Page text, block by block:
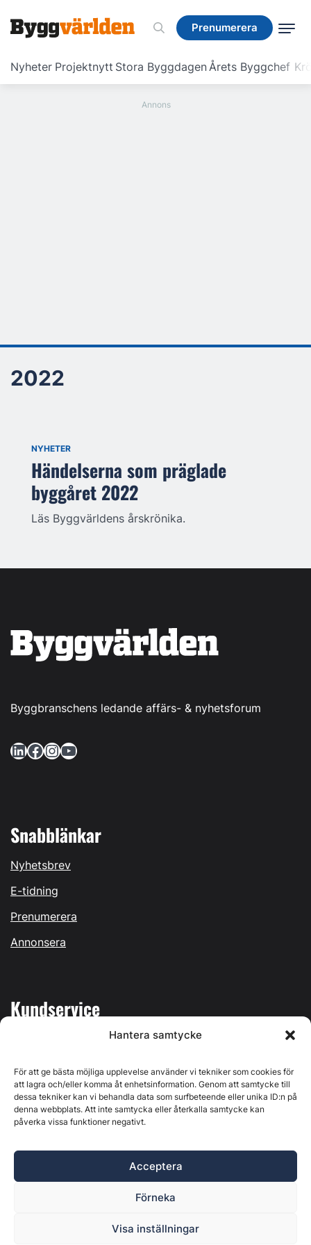
Hantera samtycke
För att ge bästa möjliga upplevelse använder vi tekniker som cookies för
att lagra och/eller komma åt enhetsinformation. Genom att samtycke till
dessa tekniker kan vi behandla data som surfbeteende eller unika ID:n på
denna webbplats. Att inte samtycka eller återkalla samtycke kan
påverka vissa funktioner negativt.
Acceptera
Förneka
Visa inställningar
Prenumerera
Nyheter Projektnytt Stora ByggdagenÅrets Byggchef
Prenumerera
2022
NYHETER
Händelserna som präglade
byggåret 2022
Läs Byggvärldens årskrönika.
Byggbranschens ledande affärs- & nyhetsforum
LinkedIn Facebook InstagramYouTube
Snabblänkar
Nyhetsbrev
E-tidning
Prenumerera
Annonsera
Kundservice
Kontakta oss
Östernäsvägen 1, 827 32 Ljusdal, org.nr: 556625-6425 -
Ansvarig utgivare: Henrik Ekberg. Innehållet på denna
webbplats är upphovsrättsligt skyddat. Ange källa vid citering.
Byggvärlden är en del avMarknadsdatagruppen
Policy för datahantering, integritet och cookies